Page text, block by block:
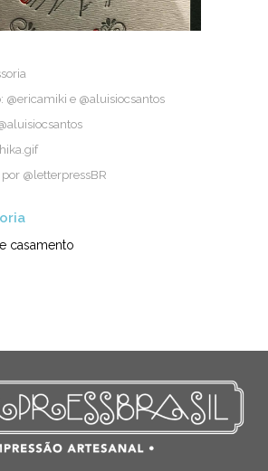
@ericamiki e @aluisiocsantos
@letterpressBR
casamento